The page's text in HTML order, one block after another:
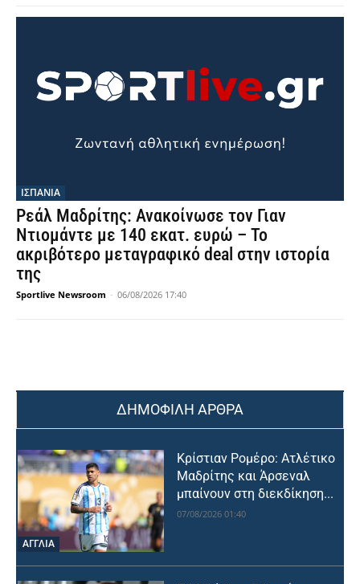
ΙΣΠΑΝΙΑ
Ρεάλ Μαδρίτης: Ανακοίνωσε τον Γιαν
Ντιομάντε με 140 εκατ. ευρώ – Το
ακριβότερο μεταγραφικό deal στην ιστορία
της
Sportlive Newsroom - 06/08/2026 17:40
ΔΗΜΟΦΙΛΗ ΑΡΘΡΑ
ΑΓΓΛΙΑ
Κρίστιαν Ρομέρο: Ατλέτικο
Μαδρίτης και Άρσεναλ
μπαίνουν στη διεκδίκηση...
07/08/2026 01:40